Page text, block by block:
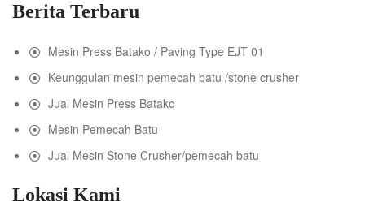
Berita Terbaru
Mesin Press Batako / Paving Type EJT 01
Keunggulan mesin pemecah batu /stone crusher
Jual Mesin Press Batako
Mesin Pemecah Batu
Jual Mesin Stone Crusher/pemecah batu
Lokasi Kami